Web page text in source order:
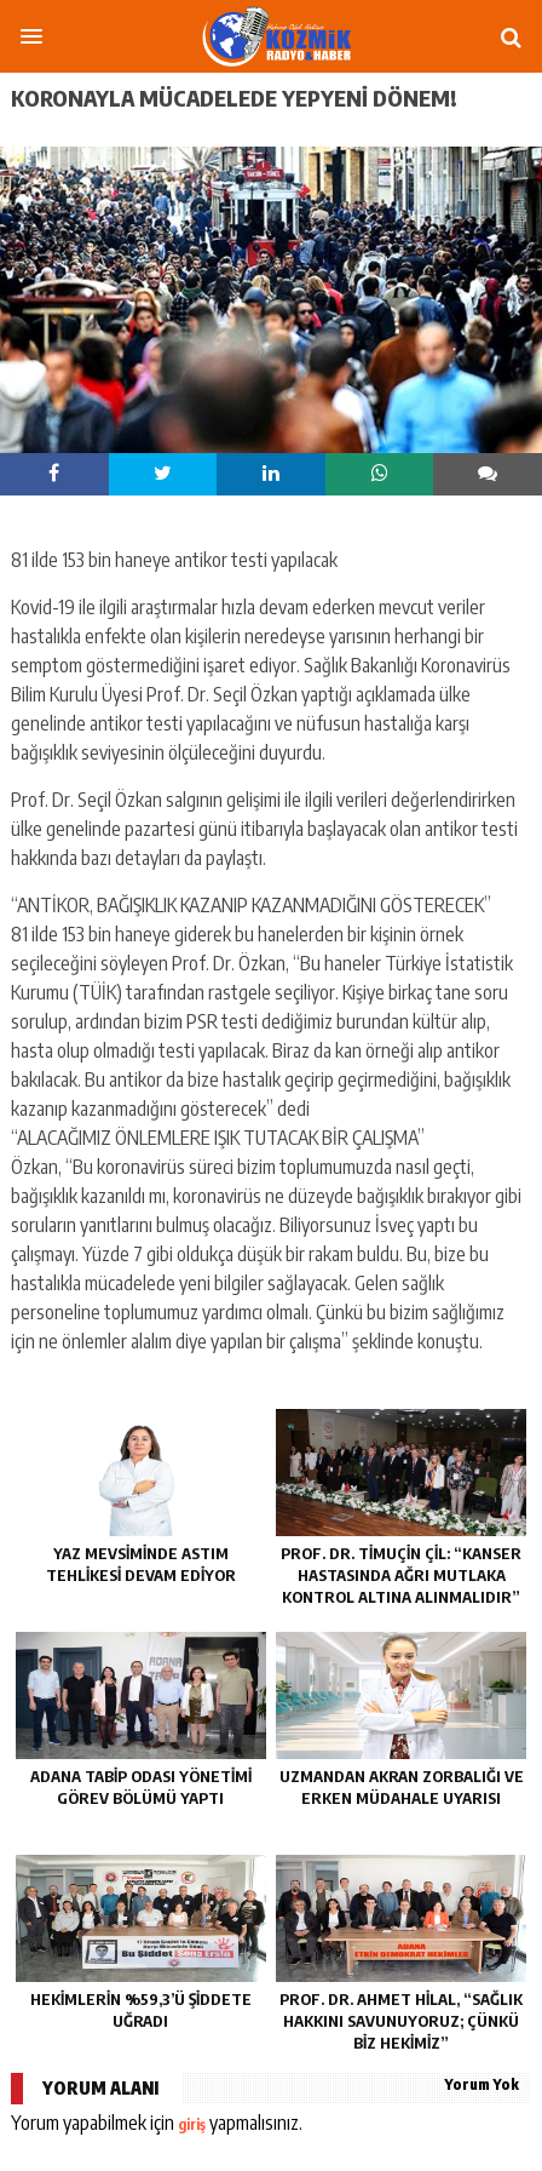
KORONAYLA MÜCADELEDE YEPYENI DÖNEM!
81 ilde 153 bin haneye antikor testi yapılacak
Kovid-19 ile ilgili araştırmalar hızla devam ederken mevcut veriler
hastalıkla enfekte olan kişilerin neredeyse yarısının herhangi bir
semptom göstermediğini işaret ediyor. Sağlık Bakanlığı Koronavirüs
Bilim Kurulu Üyesi Prof. Dr. Seçil Özkan yaptığı açıklamada ülke
genelinde antikor testi yapılacağını ve nüfusun hastalığa karşı
bağışıklık seviyesinin ölçüleceğini duyurdu.
Prof. Dr. Seçil Özkan salgının gelişimi ile ilgili verileri değerlendirirken
ülke genelinde pazartesi günü itibarıyla başlayacak olan antikor testi
hakkında bazı detayları da paylaştı.
“ANTİKOR, BAĞIŞIKLIK KAZANIP KAZANMADIĞINI GÖSTERECEK”
81 ilde 153 bin haneye giderek bu hanelerden bir kişinin örnek
seçileceğini söyleyen Prof. Dr. Özkan, “Bu haneler Türkiye İstatistik
Kurumu (TÜİK) tarafından rastgele seçiliyor. Kişiye birkaç tane soru
sorulup, ardından bizim PSR testi dediğimiz burundan kültür alıp,
hasta olup olmadığı testi yapılacak. Biraz da kan örneği alıp antikor
bakılacak. Bu antikor da bize hastalık geçirip geçirmediğini, bağışıklık
kazanıp kazanmadığını gösterecek” dedi
“ALACAĞIMIZ ÖNLEMLERE IŞIK TUTACAK BİR ÇALIŞMA”
Özkan, “Bu koronavirüs süreci bizim toplumumuzda nasıl geçti,
bağışıklık kazanıldı mı, koronavirüs ne düzeyde bağışıklık bırakıyor gibi
soruların yanıtlarını bulmuş olacağız. Biliyorsunuz İsveç yaptı bu
çalışmayı. Yüzde 7 gibi oldukça düşük bir rakam buldu. Bu, bize bu
hastalıkla mücadelede yeni bilgiler sağlayacak. Gelen sağlık
personeline toplumumuz yardımcı olmalı. Çünkü bu bizim sağlığımız
için ne önlemler alalım diye yapılan bir çalışma” şeklinde konuştu.
YAZ MEVSIMINDE ASTIM
TEHLIKESI DEVAM EDIYOR
PROF. DR. TİMUÇİN ÇİL: “KANSER
HASTASINDA AĞRI MUTLAKA
KONTROL ALTINA ALINMALIDIR”
ADANA TABIP ODASI YÖNETIMI
GÖREV BÖLÜMÜ YAPTI
UZMANDAN AKRAN ZORBALIĞI VE
ERKEN MÜDAHALE UYARISI
HEKİMLERİN %59,3’Ü ŞİDDETE
UĞRADI
PROF. DR. AHMET HILAL, “SAĞLIK
HAKKINI SAVUNUYORUZ; ÇÜNKÜ
BIZ HEKIMIZ”
YORUM ALANI Yorum Yok
Yorum yapabilmek için girişyapmalısınız.